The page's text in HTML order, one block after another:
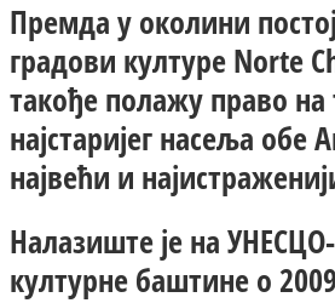
Премда у околини
градови културе Norte
такође полажу право на
најстаријег насеља обе
највећи и
Налазиште је на
културне баштине о